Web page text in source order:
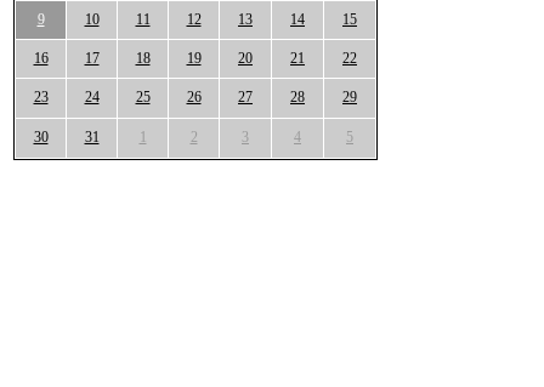
9 10 11 12 13 14 15
16 17 18 19 20 21 22
23 24 25 26 27 28 29
30 31 1 2 3 4 5